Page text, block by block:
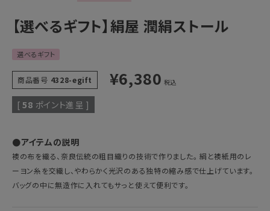
【選べるギフト】絹屋 潤絹ストール
選べるギフト
商品番号 4328-egift ¥6,380 税込
[ 58 ポイント進呈 ]
●アイテムの説明
襖の布を織る、奈良伝統の粗目織りの技術で作りました。 絹と襖紙用のレ
ーヨン糸を交織し、やわらかく光沢のある独特の縮み感で仕上げています。
バッグの中に無造作に入れてもサっと使えて便利です。